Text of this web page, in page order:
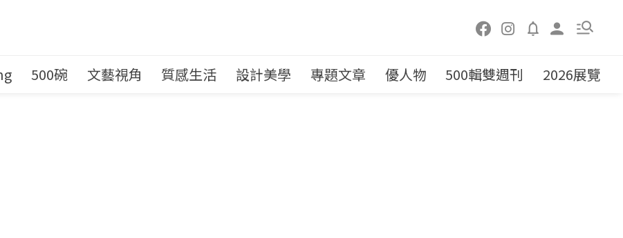
500碗 文藝視角 質感生活 設計美學 專題文章 優人物 500輯雙週刊 2026展覽